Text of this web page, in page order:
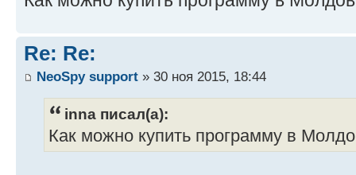
Re: Re:
NeoSpy support » 30 ноя 2015, 18:44
inna писал(а):
Как можно купить программу в